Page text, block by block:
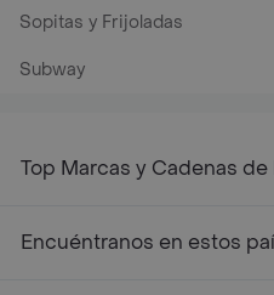
Sopitas y Frijoladas
Subway
Top Marcas y Cadenas
Encuéntranos en estos